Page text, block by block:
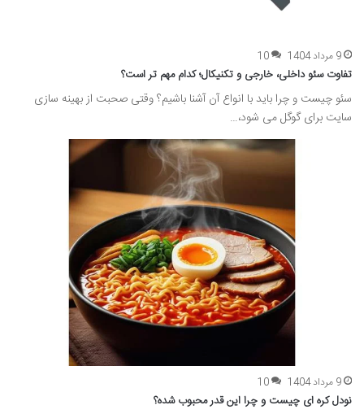
9 مرداد 1404 10
تفاوت سئو داخلی، خارجی و تکنیکال؛ کدام مهم تر است؟
سئو چیست و چرا باید با انواع آن آشنا باشیم؟ وقتی صحبت از بهینه سازی
سایت برای گوگل می شود،…
9 مرداد 1404 10
نودل کره ای چیست و چرا این قدر محبوب شده؟